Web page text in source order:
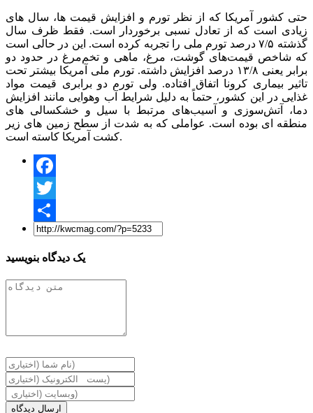
حتی کشور آمریکا که از نظر تورم و افزایش قیمت ها، سال های
زیادی است که از تعادل نسبی برخوردار است. فقط ظرف سال
گذشته ۷/۵ درصد تورم ملی را تجربه کرده است. این در حالی است
که شاخص قیمت‌های گوشت، مرغ، ماهی و تخم‌مرغ در حدود دو
برابر یعنی ۱۳/۸ درصد افزایش داشته. تورم ملی آمریکا بیشتر تحت
تاثیر بیماری کرونا اتفاق افتاده. ولی تورم دو برابری قیمت مواد
غذایی در این کشور، حتماً به دلیل شرایط آب وهوایی مانند افزایش
دما، آتش‌سوزی و آسیب‌های مرتبط با سیل و خشکسالی های
منطقه ای بوده است. عواملی که به شدت از سطح زمین های زیر
کشت آمریکا کاسته است.
Facebook
Twitter
Share
یک دیدگاه بنویسید
ارسال دیدگاه